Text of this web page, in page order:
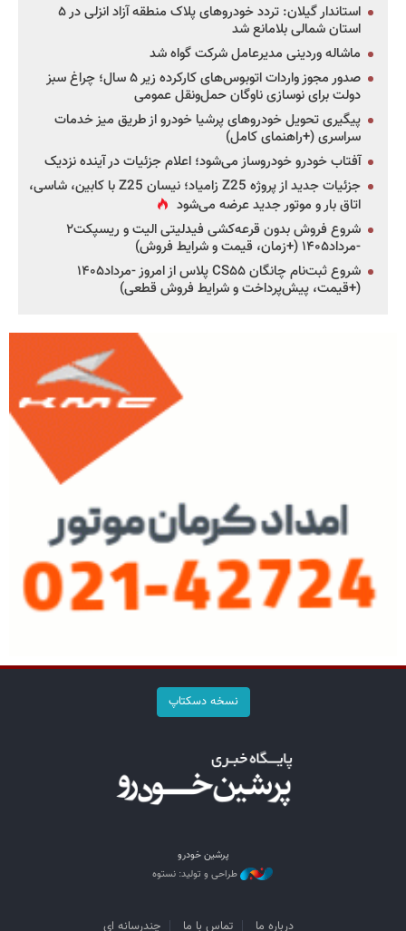
استاندار گیلان: تردد خودروهای پلاک منطقه آزاد انزلی در ۵
استان شمالی بلامانع شد
ماشاله وردینی مدیرعامل شرکت گواه شد
صدور مجوز واردات اتوبوس‌های کارکرده زیر ۵ سال؛ چراغ سبز
دولت برای نوسازی ناوگان حمل‌ونقل عمومی
پیگیری تحویل خودروهای پرشیا خودرو از طریق میز خدمات
سراسری (+راهنمای کامل)
آفتاب خودرو خودروساز می‌شود؛ اعلام جزئیات در آینده نزدیک
جزئیات جدید از پروژه Z25 زامیاد؛ نیسان Z25 با کابین، شاسی،
اتاق بار و موتور جدید عرضه می‌شود
شروع فروش بدون قرعه‌کشی فیدلیتی الیت و ریسپکت۲
-مرداد۱۴۰۵ (+زمان، قیمت و شرایط فروش)
شروع ثبت‌نام چانگان CS۵۵ پلاس از امروز -مرداد۱۴۰۵
(+قیمت، پیش‌پرداخت و شرایط فروش قطعی)
نسخه دسکتاپ
پرشین خودرو
طراحی و تولید: نستوه
درباره ما تماس با ما چندرسانه ای